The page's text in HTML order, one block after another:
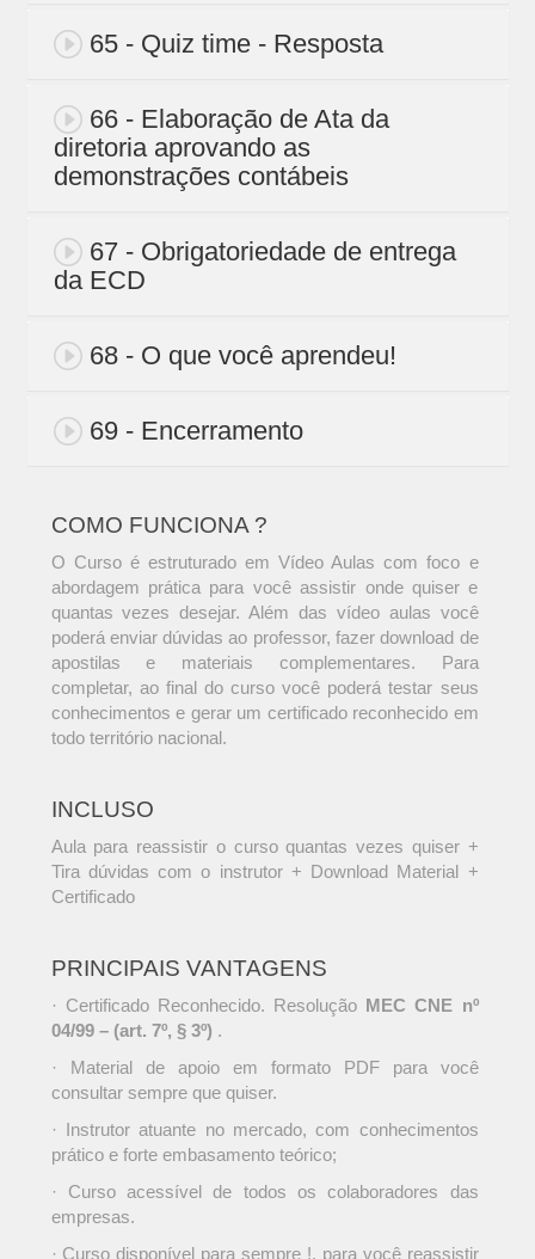
65 - Quiz time - Resposta
66 - Elaboração de Ata da
diretoria aprovando as
demonstrações contábeis
67 - Obrigatoriedade de entrega
da ECD
68 - O que você aprendeu!
69 - Encerramento
COMO FUNCIONA ?
O Curso é estruturado em Vídeo Aulas com foco e
abordagem prática para você assistir onde quiser e
quantas vezes desejar. Além das vídeo aulas você
poderá enviar dúvidas ao professor, fazer download de
apostilas e materiais complementares. Para
completar, ao final do curso você poderá testar seus
conhecimentos e gerar um certificado reconhecido em
todo território nacional.
INCLUSO
Aula para reassistir o curso quantas vezes quiser +
Tira dúvidas com o instrutor + Download Material +
Certificado
PRINCIPAIS VANTAGENS
· Certificado Reconhecido. Resolução MEC CNE nº
04/99 – (art. 7º, § 3º) .
· Material de apoio em formato PDF para você
consultar sempre que quiser.
· Instrutor atuante no mercado, com conhecimentos
prático e forte embasamento teórico;
· Curso acessível de todos os colaboradores das
empresas.
· Curso disponível para sempre !, para você reassistir